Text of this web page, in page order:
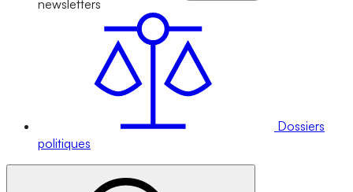
newsletters
Dossiers
politiques